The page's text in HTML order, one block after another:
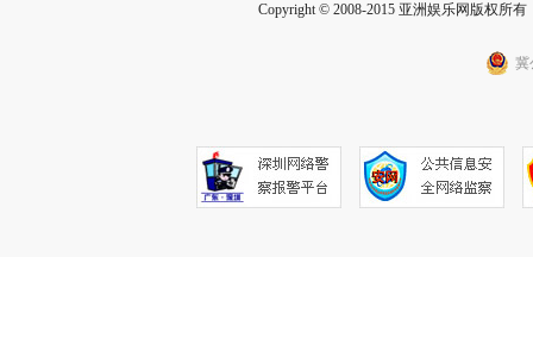
Copyright © 2008-2015 亚洲娱乐网版权所
冀